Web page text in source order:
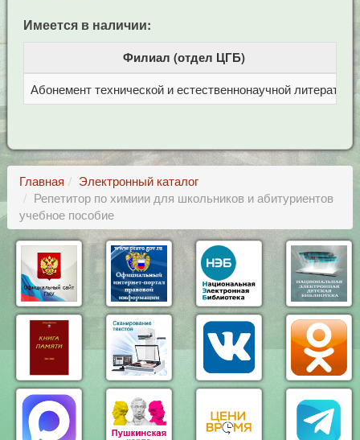
Имеется в наличии:
Филиал (отдел ЦГБ)
Абонемент технической и естественнонаучной литерат
Главная
Электронный каталог
Репетитор по химиии для школьников и абитуриентов
учебное пособие